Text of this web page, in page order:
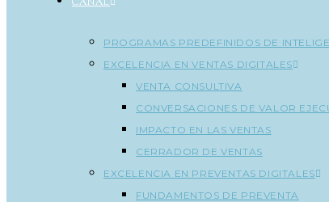
PROGRAMAS PREDEFINIDOS DE
EXCELENCIA EN VENTAS DIGITALES
VENTA CONSULTIVA
CONVERSACIONES DE VALOR
IMPACTO EN LAS VENTAS
CERRADOR DE VENTAS
EXCELENCIA EN PREVENTAS DIGITALES
FUNDAMENTOS DE PREVENTA